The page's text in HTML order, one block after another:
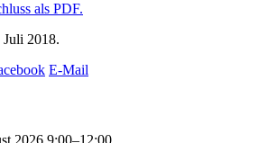
als PDF.
Juli 2018.
E-Mail
2026 9:00–12:00